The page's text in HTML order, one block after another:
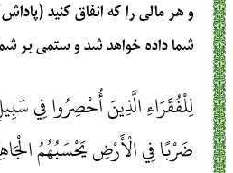
و هر مالى را كه انفاق كنيد
شما داده خواهد شد و ستمى بر شما
لِلْفُقَرَاءِ الَّذِينَ أُحْصِرُوا فِي
ضَرْبًا فِي الْأَرْضِ يَحْسَبُهُمُ